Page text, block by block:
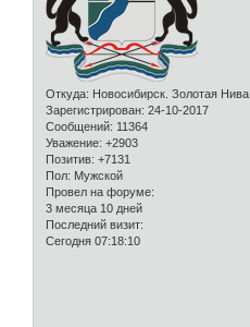
Откуда: Новосибирск. Золотая Нива
Зарегистрирован: 24-10-2017
Сообщений: 11364
Уважение: +2903
Позитив: +7131
Пол: Мужской
Провел на форуме:
3 месяца 10 дней
Последний визит:
Сегодня 07:18:10